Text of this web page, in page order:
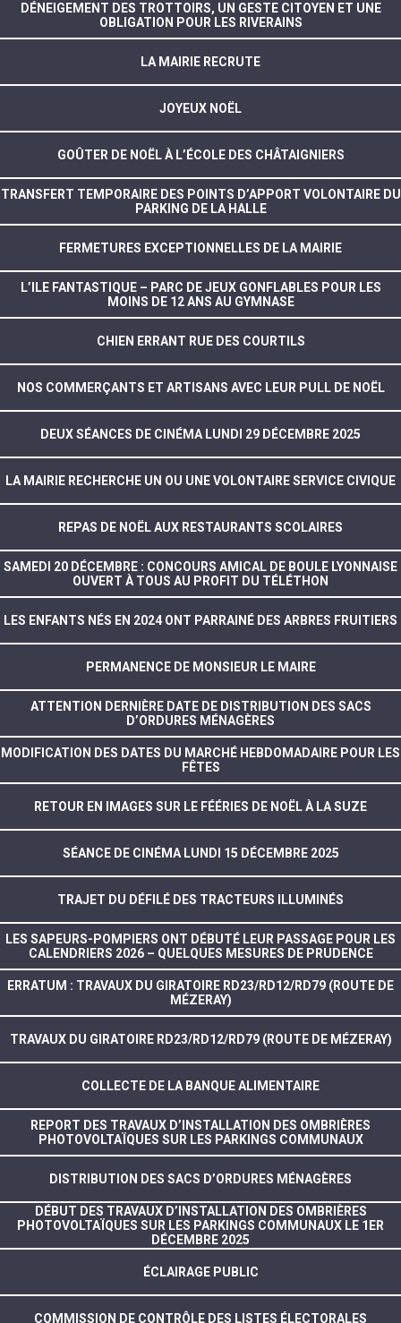
DÉNEIGEMENT DES TROTTOIRS, UN GESTE CITOYEN ET UNE
OBLIGATION POUR LES RIVERAINS
LA MAIRIE RECRUTE
JOYEUX NOËL
GOÛTER DE NOËL À L’ÉCOLE DES CHÂTAIGNIERS
TRANSFERT TEMPORAIRE DES POINTS D’APPORT VOLONTAIRE DU
PARKING DE LA HALLE
FERMETURES EXCEPTIONNELLES DE LA MAIRIE
L’ILE FANTASTIQUE – PARC DE JEUX GONFLABLES POUR LES
MOINS DE 12 ANS AU GYMNASE
CHIEN ERRANT RUE DES COURTILS
NOS COMMERÇANTS ET ARTISANS AVEC LEUR PULL DE NOËL
DEUX SÉANCES DE CINÉMA LUNDI 29 DÉCEMBRE 2025
LA MAIRIE RECHERCHE UN OU UNE VOLONTAIRE SERVICE CIVIQUE
REPAS DE NOËL AUX RESTAURANTS SCOLAIRES
SAMEDI 20 DÉCEMBRE : CONCOURS AMICAL DE BOULE LYONNAISE
OUVERT À TOUS AU PROFIT DU TÉLÉTHON
LES ENFANTS NÉS EN 2024 ONT PARRAINÉ DES ARBRES FRUITIERS
PERMANENCE DE MONSIEUR LE MAIRE
ATTENTION DERNIÈRE DATE DE DISTRIBUTION DES SACS
D’ORDURES MÉNAGÈRES
MODIFICATION DES DATES DU MARCHÉ HEBDOMADAIRE POUR LES
FÊTES
RETOUR EN IMAGES SUR LE FÉÉRIES DE NOËL À LA SUZE
SÉANCE DE CINÉMA LUNDI 15 DÉCEMBRE 2025
TRAJET DU DÉFILÉ DES TRACTEURS ILLUMINÉS
LES SAPEURS-POMPIERS ONT DÉBUTÉ LEUR PASSAGE POUR LES
CALENDRIERS 2026 – QUELQUES MESURES DE PRUDENCE
ERRATUM : TRAVAUX DU GIRATOIRE RD23/RD12/RD79 (ROUTE DE
MÉZERAY)
TRAVAUX DU GIRATOIRE RD23/RD12/RD79 (ROUTE DE MÉZERAY)
COLLECTE DE LA BANQUE ALIMENTAIRE
REPORT DES TRAVAUX D’INSTALLATION DES OMBRIÈRES
PHOTOVOLTAÏQUES SUR LES PARKINGS COMMUNAUX
DISTRIBUTION DES SACS D’ORDURES MÉNAGÈRES
DÉBUT DES TRAVAUX D’INSTALLATION DES OMBRIÈRES
PHOTOVOLTAÏQUES SUR LES PARKINGS COMMUNAUX LE 1ER
DÉCEMBRE 2025
ÉCLAIRAGE PUBLIC
COMMISSION DE CONTRÔLE DES LISTES ÉLECTORALES